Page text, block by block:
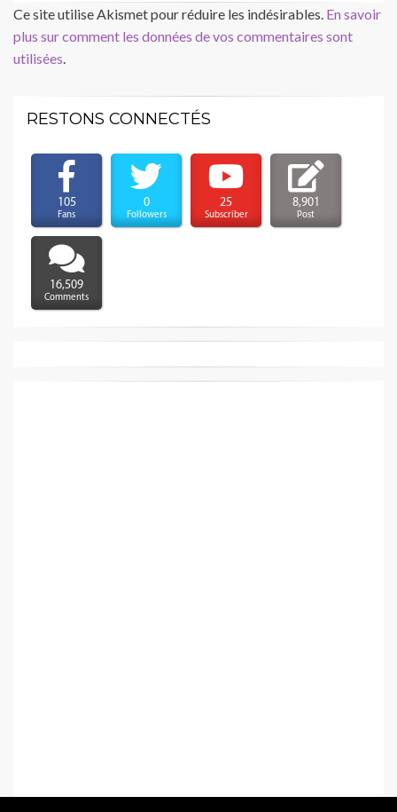
Ce site utilise Akismet pour réduire les indésirables. En savoir
plus sur comment les données de vos commentaires sont
utilisées.
RESTONS CONNECTÉS
105
Fans
0
Followers
25
Subscriber
8,901
Post
16,509
Comments